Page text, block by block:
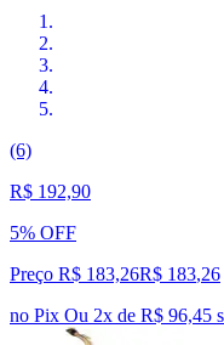
(6)
R$ 192,90
5% OFF
Preço R$ 183,26R$ 183,26
no Pix Ou 2x de R$ 96,45